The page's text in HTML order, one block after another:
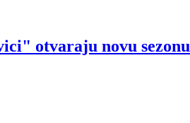
otvaraju novu sezonu